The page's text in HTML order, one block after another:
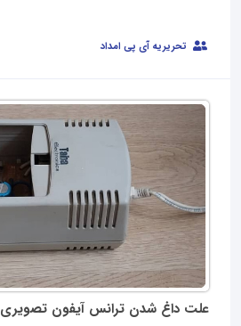
تحریریه آی پی امداد
علت داغ شدن ترانس آیفون تصویری